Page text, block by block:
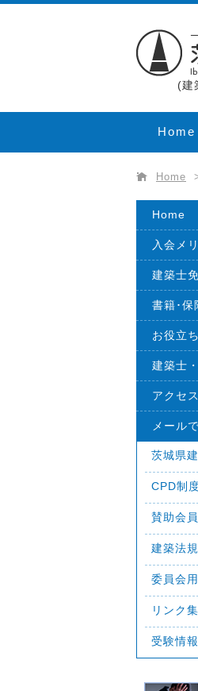
(建
Home
Home
Home
入会メ
建築士
書籍･保
お役立
建築士
アクセス
メール
茨城県
CPD制
賛助会
建築法
委員会
リンク集
受験情報